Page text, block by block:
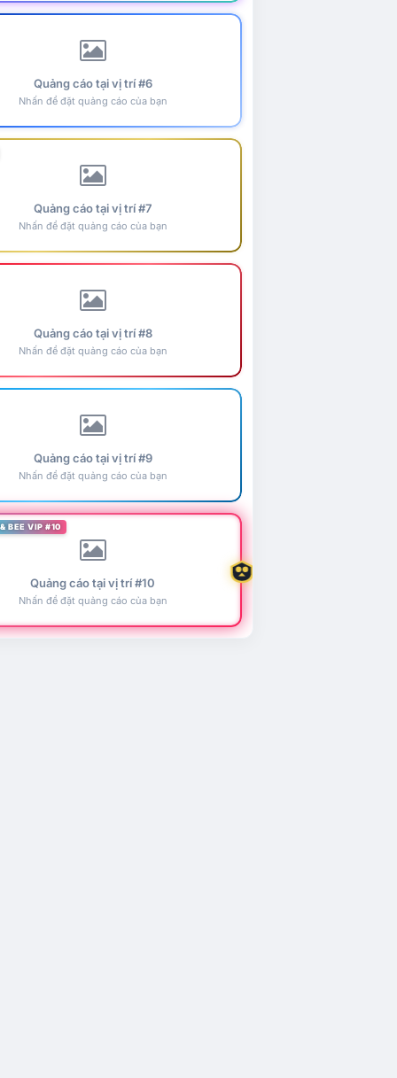
Quảng cáo tại vị trí #6
Nhấn để đặt quảng cáo của bạn
Quảng cáo tại vị trí #7
Nhấn để đặt quảng cáo của bạn
Quảng cáo tại vị trí #8
Nhấn để đặt quảng cáo của bạn
Quảng cáo tại vị trí #9
Nhấn để đặt quảng cáo của bạn
BEE VIP #10
Quảng cáo tại vị trí #10
Nhấn để đặt quảng cáo của bạn